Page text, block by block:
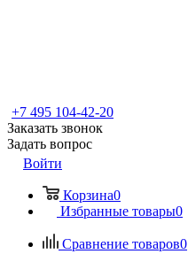
+7 495 104-42-20
Заказать звонок
Задать вопрос
Войти
Корзина0
Избранные товары0
Сравнение товаров0